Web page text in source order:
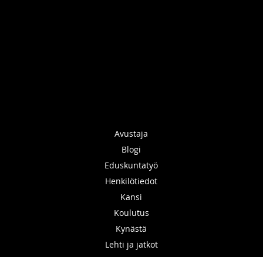
Avustaja
Blogi
Eduskuntatyö
Henkilötiedot
Kansi
Koulutus
Kynästä
Lehti ja jatkot